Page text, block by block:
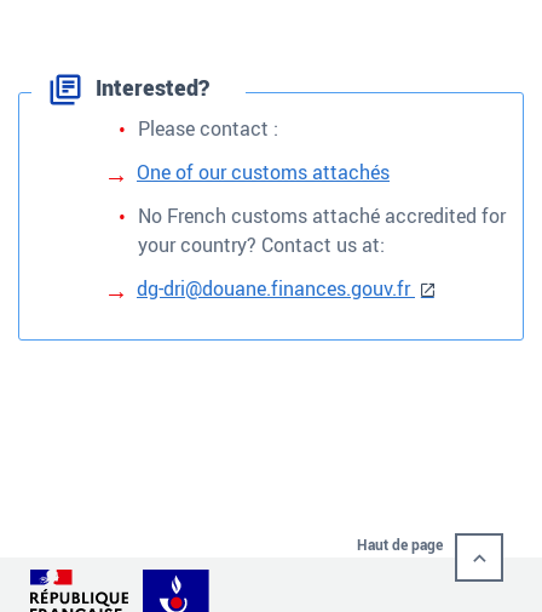
Interested?
Please contact :
One of our customs attachés
No French customs attaché accredited for
your country? Contact us at:
dg-dri@douane.finances.gouv.fr
Haut de page